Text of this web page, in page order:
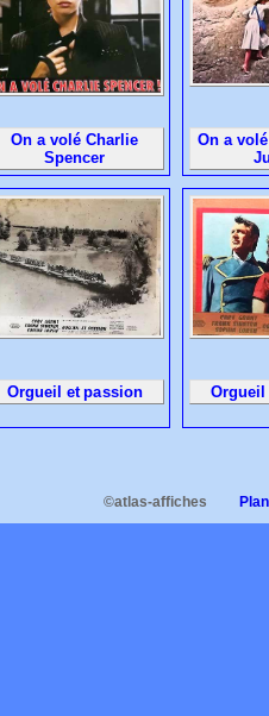
On a volé Charlie
Spencer
On a
Orgueil et passion
©atlas-affiches Plan